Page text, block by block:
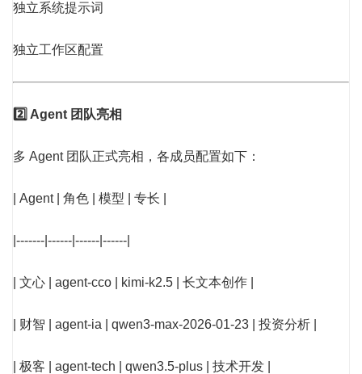
独立系统提示词
独立工作区配置
2️⃣ Agent 团队亮相
多 Agent 团队正式亮相，各成员配置如下：
| Agent | 角色 | 模型 | 专长 |
|-------|------|------|------|
| 文心 | agent-cco | kimi-k2.5 | 长文本创作 |
| 财智 | agent-ia | qwen3-max-2026-01-23 | 投资分析 |
| 极客 | agent-tech | qwen3.5-plus | 技术开发 |